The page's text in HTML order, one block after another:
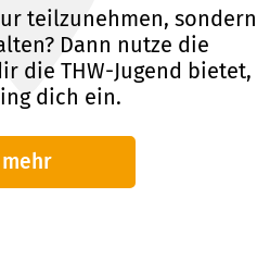
teilzunehmen, sondern
Dann nutze die
die THW-Jugend bietet,
dich ein.
mehr